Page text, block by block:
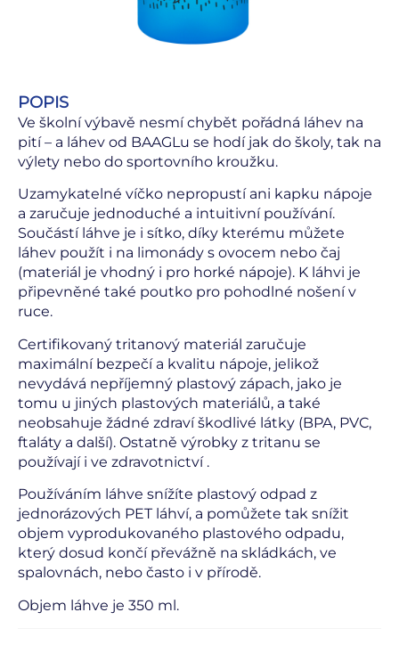
POPIS
Ve školní výbavě nesmí chybět pořádná láhev na
pití – a láhev od BAAGLu se hodí jak do školy, tak na
výlety nebo do sportovního kroužku.
Uzamykatelné víčko nepropustí ani kapku nápoje
a zaručuje jednoduché a intuitivní používání.
Součástí láhve je i sítko, díky kterému můžete
láhev použít i na limonády s ovocem nebo čaj
(materiál je vhodný i pro horké nápoje). K láhvi je
připevněné také poutko pro pohodlné nošení v
ruce.
Certifikovaný tritanový materiál zaručuje
maximální bezpečí a kvalitu nápoje, jelikož
nevydává nepříjemný plastový zápach, jako je
tomu u jiných plastových materiálů, a také
neobsahuje žádné zdraví škodlivé látky (BPA, PVC,
ftaláty a další). Ostatně výrobky z tritanu se
používají i ve zdravotnictví .
Používáním láhve snížíte plastový odpad z
jednorázových PET láhví, a pomůžete tak snížit
objem vyprodukovaného plastového odpadu,
který dosud končí převážně na skládkách, ve
spalovnách, nebo často i v přírodě.
Objem láhve je 350 ml.